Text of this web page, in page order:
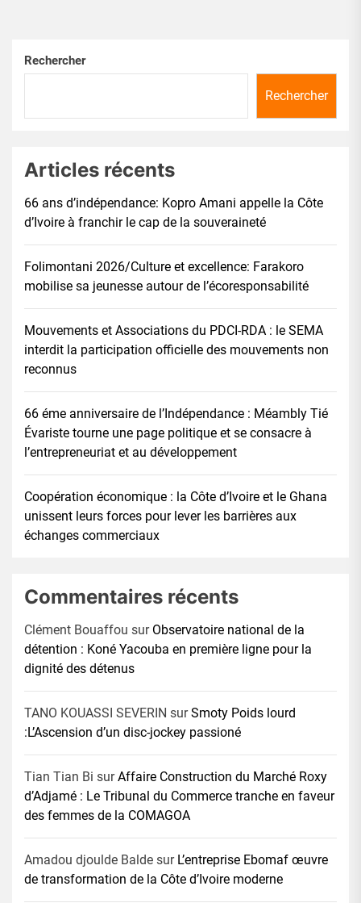
Rechercher
Rechercher
Articles récents
66 ans d’indépendance: Kopro Amani appelle la Côte
d’Ivoire à franchir le cap de la souveraineté
Folimontani 2026/Culture et excellence: Farakoro
mobilise sa jeunesse autour de l’écoresponsabilité
Mouvements et Associations du PDCI-RDA : le SEMA
interdit la participation officielle des mouvements non
reconnus
66 éme anniversaire de l’Indépendance : Méambly Tié
Évariste tourne une page politique et se consacre à
l’entrepreneuriat et au développement
Coopération économique : la Côte d’Ivoire et le Ghana
unissent leurs forces pour lever les barrières aux
échanges commerciaux
Commentaires récents
Clément Bouaffou sur Observatoire national de la
détention : Koné Yacouba en première ligne pour la
dignité des détenus
TANO KOUASSI SEVERIN surSmoty Poids lourd
:L’Ascension d’un disc-jockey passioné
Tian Tian Bi surAffaire Construction du Marché Roxy
d’Adjamé : Le Tribunal du Commerce tranche en faveur
des femmes de la COMAGOA
Amadou djoulde Balde sur L’entreprise Ebomaf œuvre
de transformation de la Côte d’Ivoire moderne